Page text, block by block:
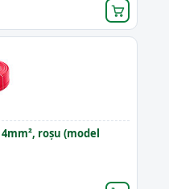
4mm², roșu (model